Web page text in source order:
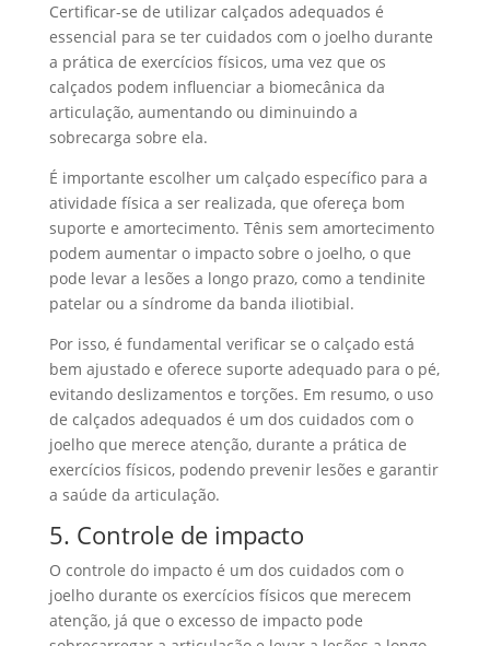
Certificar-se de utilizar calçados adequados é
essencial para se ter cuidados com o joelho durante
a prática de exercícios físicos, uma vez que os
calçados podem influenciar a biomecânica da
articulação, aumentando ou diminuindo a
sobrecarga sobre ela.
É importante escolher um calçado específico para a
atividade física a ser realizada, que ofereça bom
suporte e amortecimento. Tênis sem amortecimento
podem aumentar o impacto sobre o joelho, o que
pode levar a lesões a longo prazo, como a tendinite
patelar ou a síndrome da banda iliotibial.
Por isso, é fundamental verificar se o calçado está
bem ajustado e oferece suporte adequado para o pé,
evitando deslizamentos e torções. Em resumo, o uso
de calçados adequados é um dos cuidados com o
joelho que merece atenção, durante a prática de
exercícios físicos, podendo prevenir lesões e garantir
a saúde da articulação.
5. Controle de impacto
O controle do impacto é um dos cuidados com o
joelho durante os exercícios físicos que merecem
atenção, já que o excesso de impacto pode